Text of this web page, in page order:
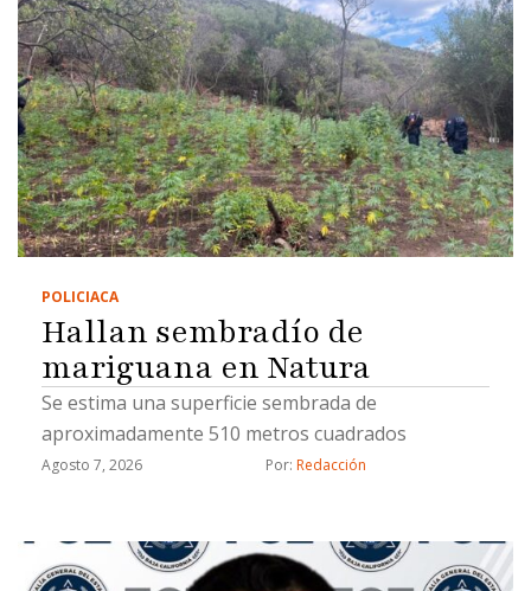
POLICIACA
Hallan sembradío de
mariguana en Natura
Se estima una superficie sembrada de
aproximadamente 510 metros cuadrados
Agosto 7, 2026 Por: Redacción